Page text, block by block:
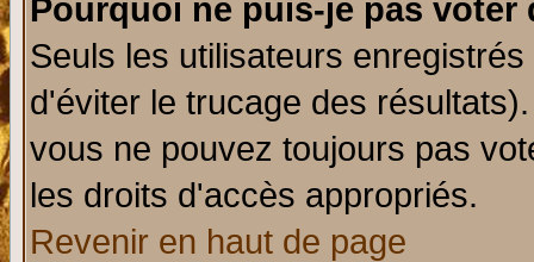
Pourquoi ne puis-je pas voter
Seuls les utilisateurs
d'éviter le trucage des
vous ne pouvez toujours pas
les droits d'accès appropriés.
Revenir en haut de page